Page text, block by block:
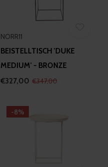
NORR11
BEISTELLTISCH 'DUKE
MEDIUM' - BRONZE
€327,00 €347,00
-8%